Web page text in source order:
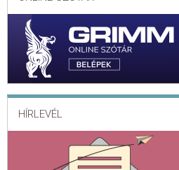
HÍRLEVÉL
KAPCSOLAT
ADATKEZELÉSI ÉS ADATVÉDELMI
ÁLTALÁNOS SZERZŐDÉSI FELTÉTELEK
GYAKRAN ISMÉTELT KÉRDÉSEK